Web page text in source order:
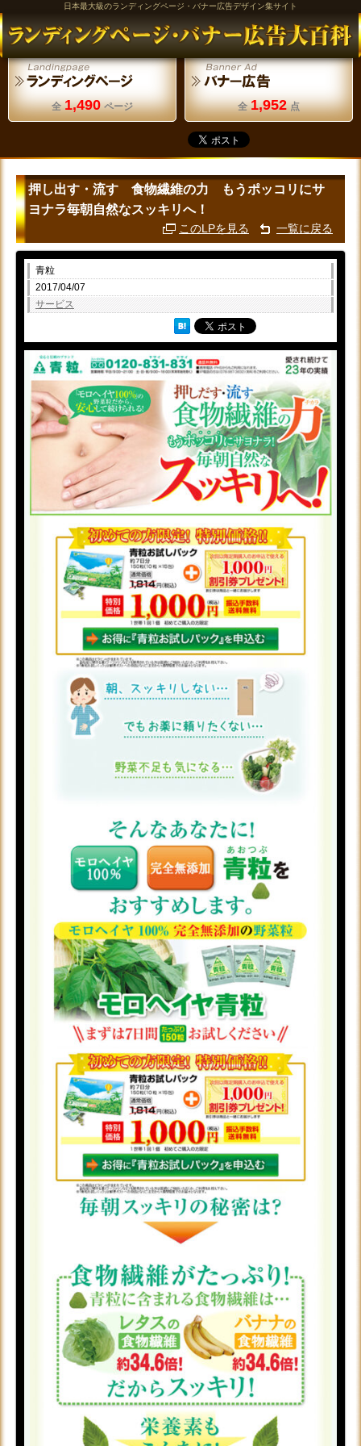
日本最大級のランディングページ・バナー広告デザイン集サイト
全 1,490 ページ 全 1,952 点
押し出す・流す 食物繊維の力 もうポッコリにサ
ヨナラ毎朝自然なスッキリへ！
このLPを見る 一覧に戻る
青粒
2017/04/07
サービス